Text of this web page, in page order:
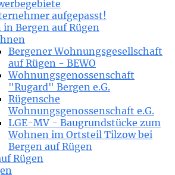
aufgepasst!
in Bergen auf Rügen
Bergener Wohnungsgesellschaft
auf Rügen - BEWO
Wohnungsgenossenschaft
"Rugard" Bergen e.G.
Rügensche
Wohnungsgenossenschaft e.G.
LGE-MV - Baugrundstücke zum
Wohnen im Ortsteil Tilzow bei
Bergen auf Rügen
Rügen